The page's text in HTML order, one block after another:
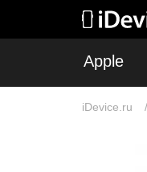
Apple
iDevice.ru